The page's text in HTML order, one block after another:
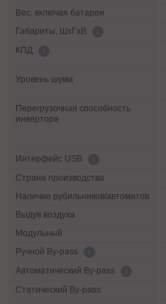
Вес, включая батареи
Габариты, ШхГхВ
КПД
Уровень шума
Перегрузочная способность
инвертора
Интерфейс USB
Страна производства
Наличие рубильников/автоматов
Выдув воздуха
Модульный
Ручной By-pass
Автоматический By-pass
Статический By-pass